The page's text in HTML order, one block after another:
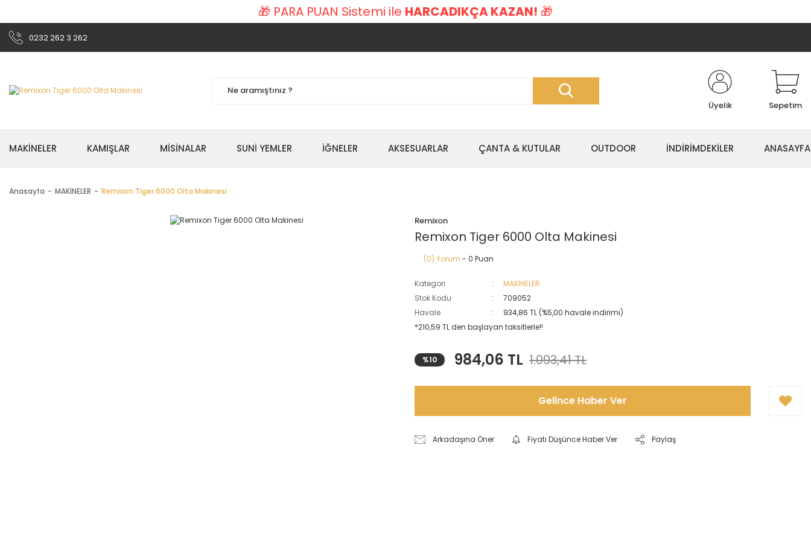
🎁 PARA PUAN Sistemi ile HARCADIKÇA KAZAN! 🎁
0232 262 3 262
Üyelik Sepetim
MAKİNELER KAMIŞLAR MİSİNALAR SUNİ YEMLER İĞNELER AKSESUARLAR ÇANTA & KUTULAR OUTDOOR İNDİRİMDEKİLER ANASAYFA
Anasayfa MAKİNELER Remixon Tiger 6000 Olta Makinesi
Remixon
Remixon Tiger 6000 Olta Makinesi
(0) Yorum - 0 Puan
Kategori
MAKİNELER
Stok Kodu
709052
Havale
934,86 TL (%5,00 havale indirimi)
*210,59 TL den başlayan taksitlerle!!
%10 984,06 TL 1.093,41 TL
Gelince Haber Ver
Arkadaşına Öner Fiyatı Düşünce Haber Ver Paylaş